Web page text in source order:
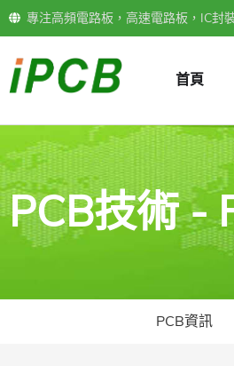
專注高頻電路板，高速電路板，IC封
首頁
PCB技術 -
PCB資訊